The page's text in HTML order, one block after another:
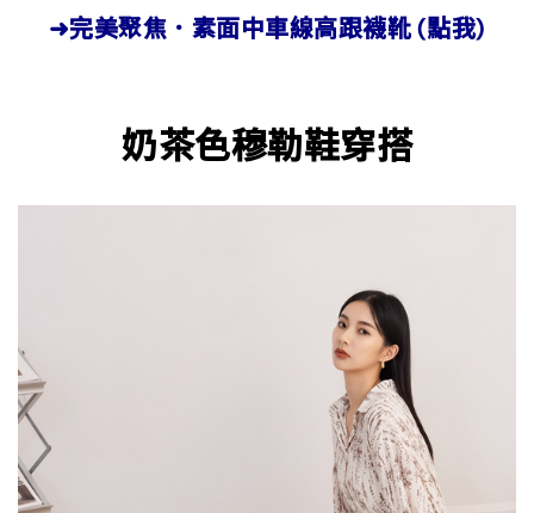
➜完美聚焦．素面中車線高跟襪靴 (點我)
奶茶色穆勒鞋穿搭